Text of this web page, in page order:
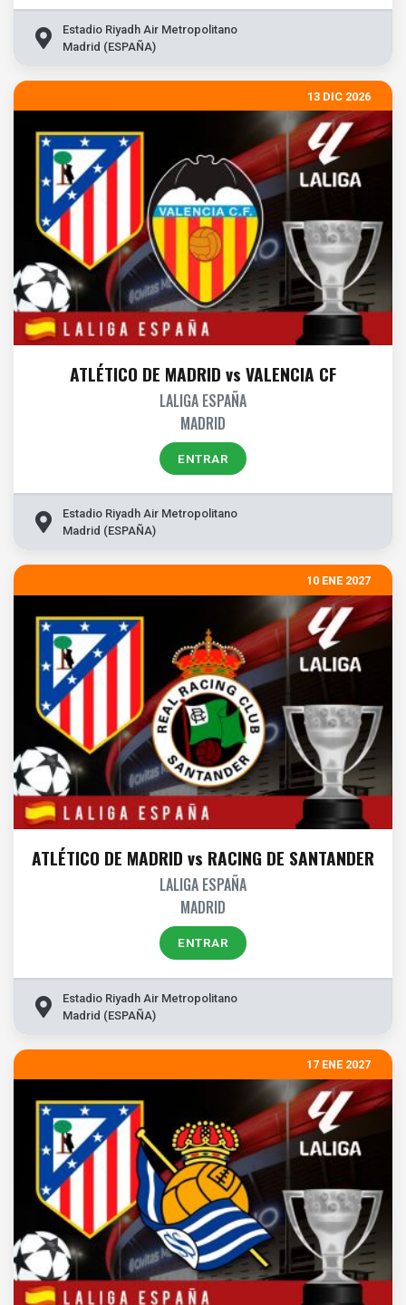
Estadio Riyadh Air Metropolitano
Madrid (ESPAÑA)
13 DIC 2026
ATLÉTICO DE MADRID vs VALENCIA CF
LALIGA ESPAÑA
MADRID
ENTRAR
Estadio Riyadh Air Metropolitano
Madrid (ESPAÑA)
10 ENE 2027
ATLÉTICO DE MADRID vs RACING DE SANTANDER
LALIGA ESPAÑA
MADRID
ENTRAR
Estadio Riyadh Air Metropolitano
Madrid (ESPAÑA)
17 ENE 2027